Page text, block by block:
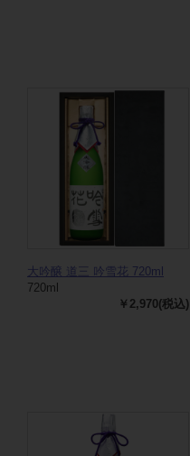
大吟醸 道三 吟雪花 720ml
720ml
￥2,970(税込)